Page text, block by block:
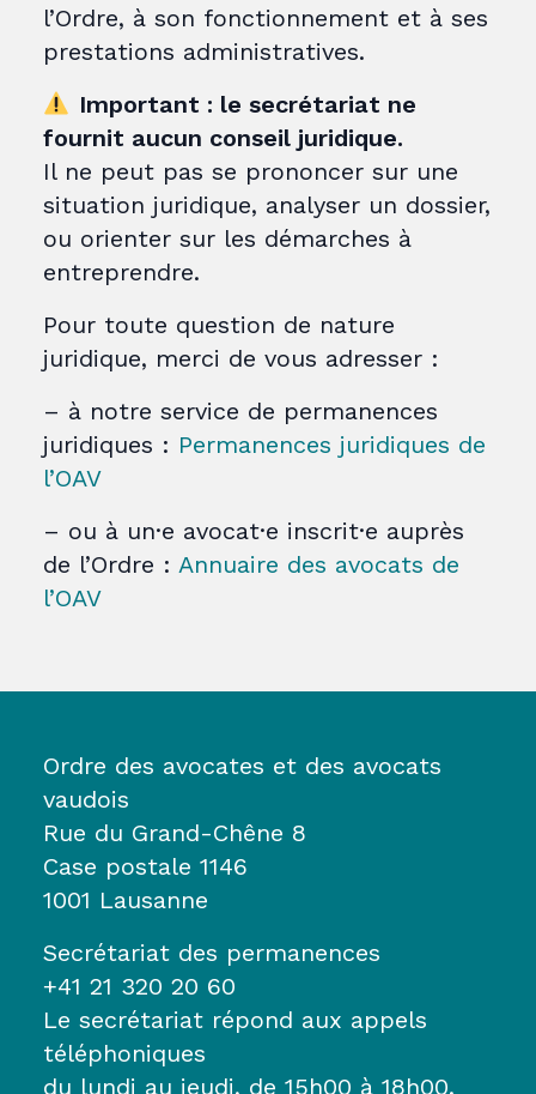
l’Ordre, à son fonctionnement et à ses
prestations administratives.
Important : le secrétariat ne
fournit aucun conseil juridique.
Il ne peut pas se prononcer sur une
situation juridique, analyser un dossier,
ou orienter sur les démarches à
entreprendre.
Pour toute question de nature
juridique, merci de vous adresser :
– à notre service de permanences
juridiques : Permanences juridiques de
l’OAV
– ou à un·e avocat·e inscrit·e auprès
de l’Ordre : Annuaire des avocats de
l’OAV
Ordre des avocates et des avocats
vaudois
Rue du Grand-Chêne 8
Case postale 1146
1001 Lausanne
Secrétariat des permanences
+41 21 320 20 60
Le secrétariat répond aux appels
téléphoniques
du lundi au jeudi, de 15h00 à 18h00.